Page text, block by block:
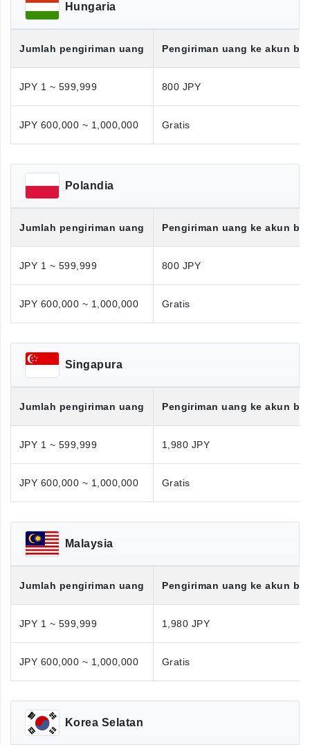
Hungaria
Jumlah pengiriman uang Pengiriman uang ke akun
JPY 1 ~ 599,999 800 JPY
JPY 600,000 ~ 1,000,000 Gratis
Polandia
Jumlah pengiriman uang Pengiriman uang ke akun
JPY 1 ~ 599,999 800 JPY
JPY 600,000 ~ 1,000,000 Gratis
Singapura
Jumlah pengiriman uang Pengiriman uang ke akun
JPY 1 ~ 599,999 1,980 JPY
JPY 600,000 ~ 1,000,000 Gratis
Malaysia
Jumlah pengiriman uang Pengiriman uang ke akun
JPY 1 ~ 599,999 1,980 JPY
JPY 600,000 ~ 1,000,000 Gratis
Korea Selatan